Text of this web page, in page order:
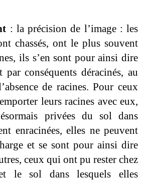
: la précision de l’image : les
chassés, ont le plus souvent
ils s’en sont pour ainsi dire
par conséquents déracinés, au
de racines. Pour ceux
leurs racines avec eux,
privées du sol dans
enracinées, elles ne peuvent
et se sont pour ainsi dire
ceux qui ont pu rester chez
le sol dans lesquels elles